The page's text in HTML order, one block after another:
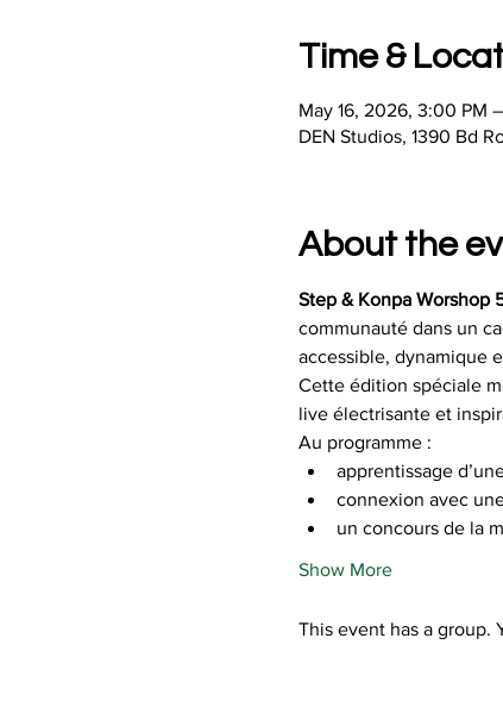
Time &
May 16, 2026, 3:00 PM
DEN Studios, 1390 Bd
About the
Step & Konpa Worshop
communauté dans un
accessible, dynamique
Cette édition spéciale
live électrisante et
Au programme :
apprentissage
connexion avec
un concours de la
Show More
This event has a group.